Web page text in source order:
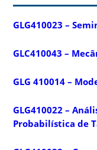
GLG410023 –
GLC410043 –
GLG 410014 –
GLG410022 –
Probabilística de